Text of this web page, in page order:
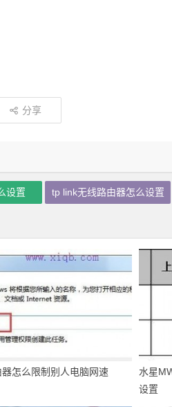
分享
设置 tp link无线路由器怎么设置
器怎么限制别人电脑网速
水星
设置